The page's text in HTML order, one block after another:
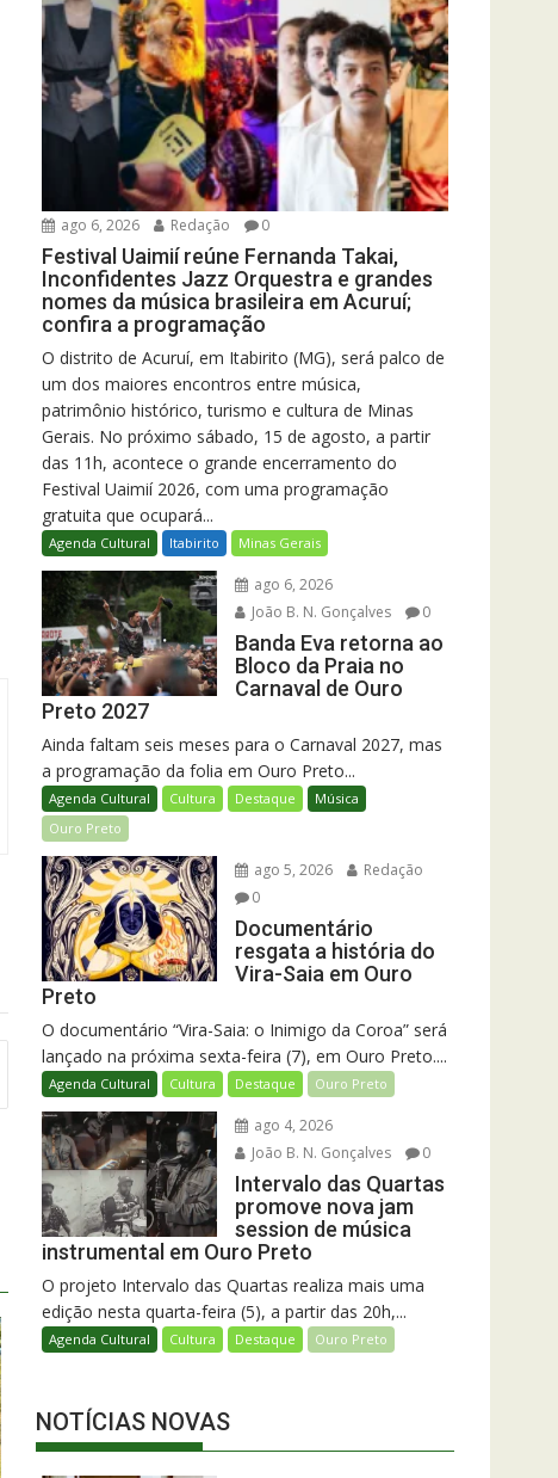
ago 6, 2026 Redação 0
Festival Uaimií reúne Fernanda Takai,
Inconfidentes Jazz Orquestra e grandes
nomes da música brasileira em Acuruí;
confira a programação
O distrito de Acuruí, em Itabirito (MG), será palco de
um dos maiores encontros entre música,
patrimônio histórico, turismo e cultura de Minas
Gerais. No próximo sábado, 15 de agosto, a partir
das 11h, acontece o grande encerramento do
Festival Uaimií 2026, com uma programação
gratuita que ocupará...
Agenda Cultural Itabirito Minas Gerais
ago 6, 2026
João B. N. Gonçalves
0
Banda Eva retorna ao
Bloco da Praia no
Carnaval de Ouro
Preto 2027
Ainda faltam seis meses para o Carnaval 2027, mas
a programação da folia em Ouro Preto...
Agenda Cultural Cultura Destaque
Música
Ouro Preto
ago 5, 2026
Redação
0
Documentário
resgata a história do
Vira-Saia em Ouro
Preto
O documentário “Vira-Saia: o Inimigo da Coroa” será
lançado na próxima sexta-feira (7), em Ouro Preto....
Agenda Cultural Cultura Destaque Ouro Preto
ago 4, 2026
João B. N. Gonçalves
0
Intervalo das Quartas
promove nova jam
session de música
instrumental em Ouro Preto
O projeto Intervalo das Quartas realiza mais uma
edição nesta quarta-feira (5), a partir das 20h,...
Agenda Cultural Cultura Destaque Ouro Preto
NOTÍCIAS NOVAS